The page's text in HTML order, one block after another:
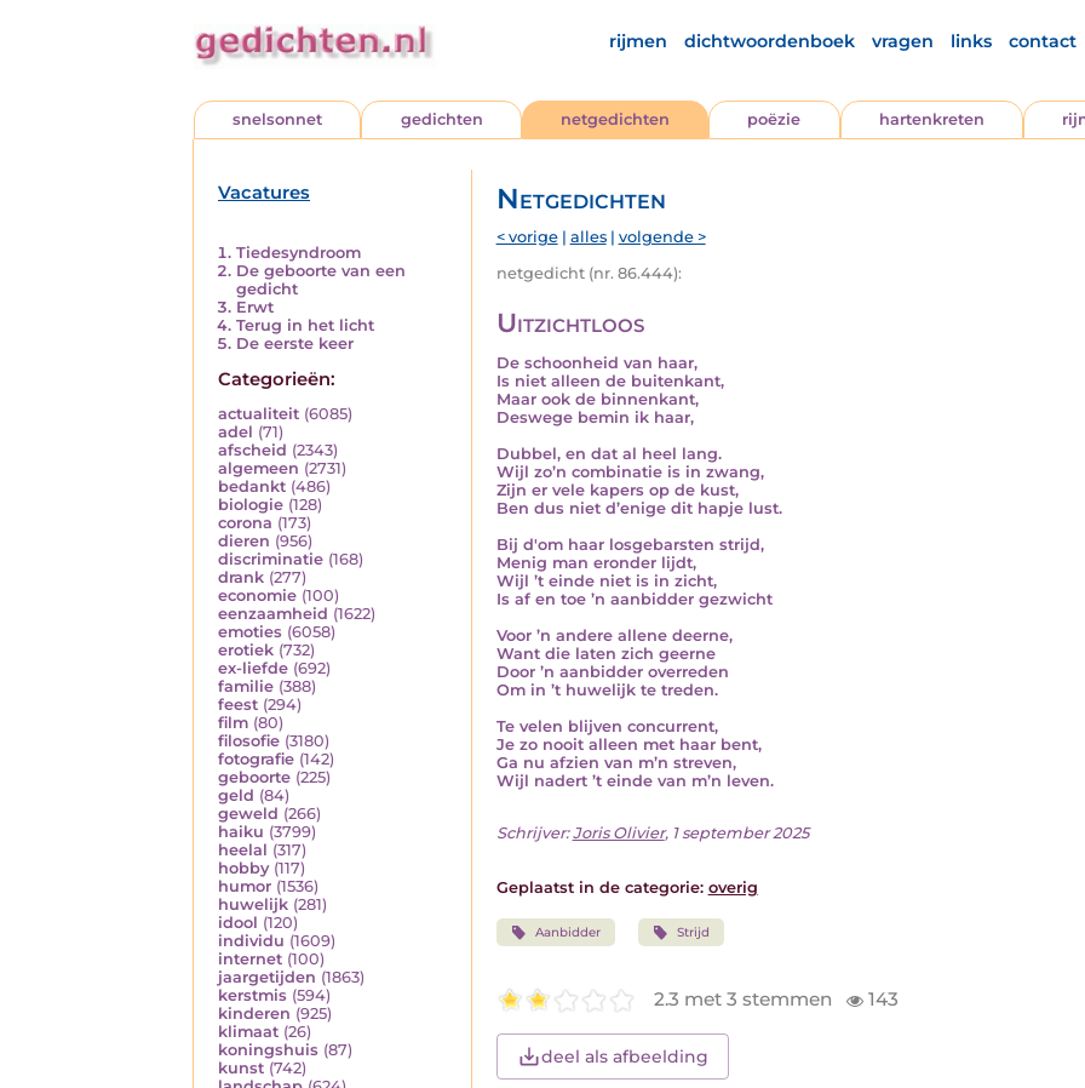
rijmen dichtwoordenboek vragen links contact
snelsonnet gedichten netgedichten poëzie hartenkreten
Vacatures
Tiedesyndroom
De geboorte van een
gedicht
Erwt
Terug in het licht
De eerste keer
Categorieën:
actualiteit (6085)
adel (71)
afscheid (2343)
algemeen (2731)
bedankt (486)
biologie (128)
corona (173)
dieren (956)
discriminatie (168)
drank (277)
economie (100)
eenzaamheid (1622)
emoties (6058)
erotiek (732)
ex-liefde (692)
familie (388)
feest (294)
film (80)
filosofie (3180)
fotografie (142)
geboorte (225)
geld (84)
geweld (266)
haiku (3799)
heelal (317)
hobby (117)
humor (1536)
huwelijk (281)
idool (120)
individu (1609)
internet (100)
jaargetijden (1863)
kerstmis (594)
kinderen (925)
klimaat (26)
koningshuis (87)
kunst (742)
Netgedichten
< vorige| alles| volgende >
netgedicht (nr. 86.444):
Uitzichtloos
De schoonheid van haar,
Is niet alleen de buitenkant,
Maar ook de binnenkant,
Deswege bemin ik haar,
Dubbel, en dat al heel lang.
Wijl zo’n combinatie is in zwang,
Zijn er vele kapers op de kust,
Ben dus niet d’enige dit hapje lust.
Bij d'om haar losgebarsten strijd,
Menig man eronder lijdt,
Wijl ’t einde niet is in zicht,
Is af en toe ’n aanbidder gezwicht
Voor ’n andere allene deerne,
Want die laten zich geerne
Door ’n aanbidder overreden
Om in ’t huwelijk te treden.
Te velen blijven concurrent,
Je zo nooit alleen met haar bent,
Ga nu afzien van m’n streven,
Wijl nadert ’t einde van m’n leven.
Schrijver:Joris Olivier, 1 september 2025
Geplaatst in de categorie: overig
Aanbidder Strijd
2.3 met 3 stemmen 143
deel als afbeelding